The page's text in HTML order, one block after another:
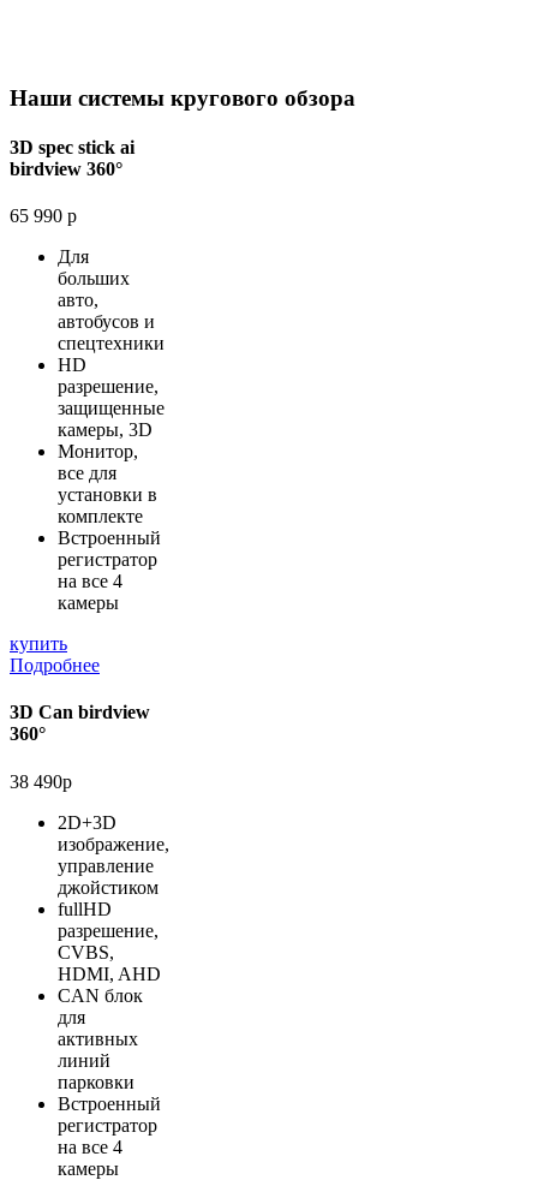
Наши системы кругового обзора
3D spec stick ai
birdview 360°
65 990 р
Для
больших
авто,
автобусов и
спецтехники
HD
разрешение,
защищенные
камеры, 3D
Монитор,
все для
установки в
комплекте
Встроенный
регистратор
на все 4
камеры
купить
Подробнее
3D Can birdview
360°
38 490р
2D+3D
изображение,
управление
джойстиком
fullHD
разрешение,
CVBS,
HDMI, AHD
CAN блок
для
активных
линий
парковки
Встроенный
регистратор
на все 4
камеры